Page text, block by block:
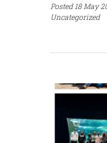
Posted 18 May
Uncategorized